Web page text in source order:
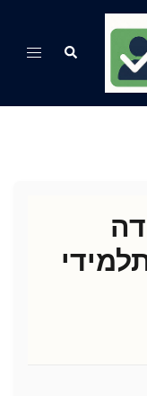
Search
Toggle